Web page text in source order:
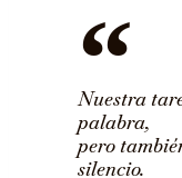
Nuestra
palabra,
pero
silencio.